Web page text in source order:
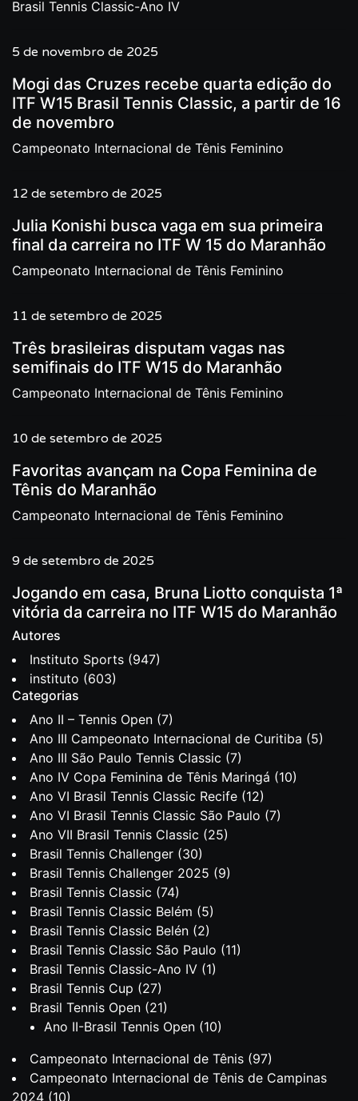
Brasil Tennis Classic-Ano IV
5 de novembro de 2025
Mogi das Cruzes recebe quarta edição do
ITF W15 Brasil Tennis Classic, a partir de 16
de novembro
Campeonato Internacional de Tênis Feminino
12 de setembro de 2025
Julia Konishi busca vaga em sua primeira
final da carreira no ITF W 15 do Maranhão
Campeonato Internacional de Tênis Feminino
11 de setembro de 2025
Três brasileiras disputam vagas nas
semifinais do ITF W15 do Maranhão
Campeonato Internacional de Tênis Feminino
10 de setembro de 2025
Favoritas avançam na Copa Feminina de
Tênis do Maranhão
Campeonato Internacional de Tênis Feminino
9 de setembro de 2025
Jogando em casa, Bruna Liotto conquista 1ª
vitória da carreira no ITF W15 do Maranhão
Autores
Instituto Sports (947)
instituto (603)
Categorias
Ano II – Tennis Open (7)
Ano III Campeonato Internacional de Curitiba (5)
Ano III São Paulo Tennis Classic (7)
Ano IV Copa Feminina de Tênis Maringá (10)
Ano VI Brasil Tennis Classic Recife (12)
Ano VI Brasil Tennis Classic São Paulo (7)
Ano VII Brasil Tennis Classic (25)
Brasil Tennis Challenger (30)
Brasil Tennis Challenger 2025 (9)
Brasil Tennis Classic (74)
Brasil Tennis Classic Belém (5)
Brasil Tennis Classic Belén (2)
Brasil Tennis Classic São Paulo (11)
Brasil Tennis Classic-Ano IV (1)
Brasil Tennis Cup (27)
Brasil Tennis Open (21)
Ano II-Brasil Tennis Open (10)
Campeonato Internacional de Tênis (97)
Campeonato Internacional de Tênis de Campinas
2024 (10)